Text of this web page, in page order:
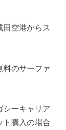
田空港からス
料のサーファ
シーキャリア
ト購入の場合